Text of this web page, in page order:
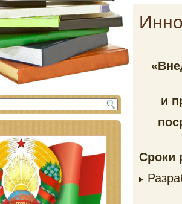
и
Сроки